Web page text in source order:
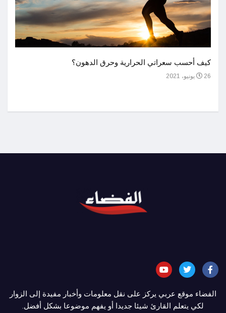
كيف أحسب سعراتي الحرارية وحرق الدهون؟
26 يونيو، 2021
الفضاء موقع عربي يركز على نقل معلومات وأخبار مفيدة إلى الزوار
لكي يتعلم القارئ شيئا جديدا أو يفهم موضوعا بشكل أفضل.